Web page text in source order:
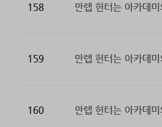
158 만렙 헌터는 아카데
159 만렙 헌터는 아카데
160 만렙 헌터는 아카데